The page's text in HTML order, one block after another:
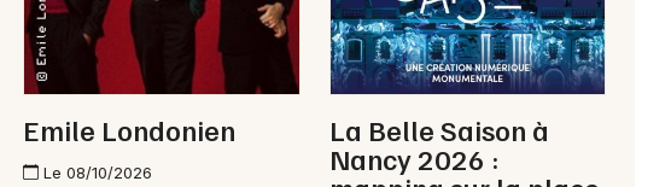
Emile Londonien
Le 08/10/2026
La Belle Saison à
Nancy 2026 :